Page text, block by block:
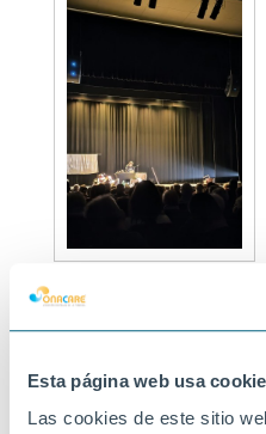
Esta página web usa
Las cookies de este sitio